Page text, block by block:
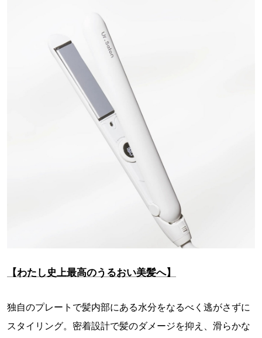
【わたし史上最高のうるおい美髪へ】
独自のプレートで髪内部にある水分をなるべく逃がさずに
スタイリング。密着設計で髪のダメージを抑え、滑らかな